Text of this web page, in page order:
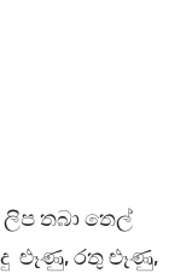
තබා තෙල්
ළූණු, රතු ළූණු,